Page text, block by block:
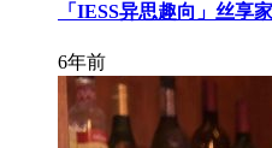
「IESS异思趣向」丝享
6年前